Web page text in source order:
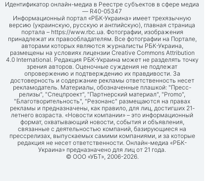
Идентификатор онлайн-медиа в Реестре субъектов в сфере медиа
— R40-05347
Информационный портал «РБК-Украина» имеет трехязычную
версию (украинскую, русскую и английскую), главная страница
портала – https://www.rbc.ua. Фотографии, изображения
принадлежат их правообладателям. Все фотографии на Портале,
авторами которых являются журналисты РБК-Украина,
размещены на условиях лицензии Creative Commons Attribution
4.0 International. Редакция РБК-Украина может не разделять точку
зрения авторов. Оценочные суждения не подлежат
опровержению и подтверждению их правдивости. За
достоверность и содержание рекламы ответственность несет
рекламодатель. Материалы, обозначенные плашкой: "Пресс-
релизы", "Спецпроект", "Партнерский материал", "Promo",
"Благотворительность", "Резонанс" размещаются на правах
рекламы и предназначены, как правило, для лиц, достигших 21-
летнего возраста. «Новости компании» – это информационный
формат, охватывающий новости, события и объявления,
связанные с деятельностью компаний, базирующиеся на
прессрелизах, выпускаемых самими компаниями, и за которые
редакция не несет ответственности. Онлайн-медиа «РБК-
Украина» предназначено для лиц от 21 года.
© ООО «УБТ», 2006-2026.